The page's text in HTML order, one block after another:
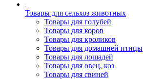
Товары для сельхоз животных
Товары для голубей
Товары для коров
Товары для кроликов
Товары для домашней птицы
Товары для лошадей
Товары для овец, коз
Товары для свиней